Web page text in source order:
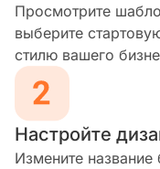
Просмотрите
выберите
стилю вашего
Настройте
Измените название